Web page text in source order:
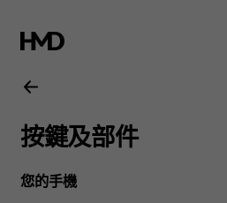
Nokia
215
4G
用
按鍵及部件
您的手機